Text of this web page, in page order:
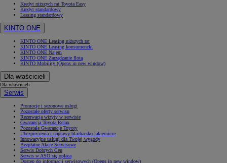
Kredyt niższych rat Toyota Easy
Kredyt standardowy
Leasing standardowy
KINTO ONE
KINTO ONE Leasing niższych rat
KINTO ONE Leasing konsumencki
KINTO ONE Najem
KINTO ONE Zarządzanie flotą
KINTO Mobility (Opens in new window)
Dla właścicieli
Dla właścicieli
Serwis
Promocje i sezonowe usługi
Pozostałe oferty serwisu
Rezerwacja wizyty w serwisie
Gwarancja Toyota Relax
Pozostałe Gwarancje Toyoty
Ubezpieczenia i naprawy blacharsko-lakiernicze
Innowacyjne usługi dla Twojej wygody
Bezpłatne Akcje Serwisowe
Serwis Dobrych Cen
Serwis w ASO się opłaca
Dostęp do informacji serwisowych (Opens in new window)